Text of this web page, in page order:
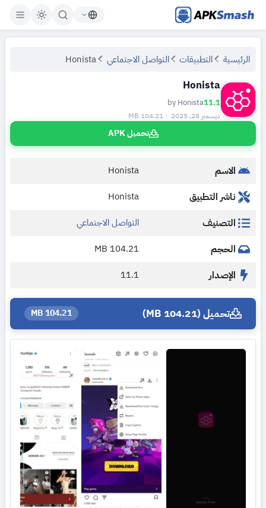
APKSmash
الرئيسية التطبيقات التواصل الاجتماعي Honista
Honista
11.1
by Honista
ديسمبر 28, 2025 · 104.21 MB
تحميل APK
الاسم Honista
ناشر التطبيق Honista
التصنيف التواصل الاجتماعي
الحجم 104.21 MB
الإصدار 11.1
تحميل (104.21 MB) 104.21 MB